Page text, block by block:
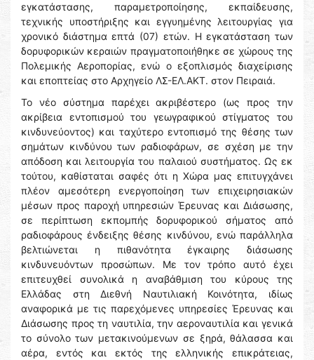
εγκατάστασης, παραμετροποίησης, εκπαίδευσης,
τεχνικής υποστήριξης και εγγυημένης λειτουργίας για
χρονικό διάστημα επτά (07) ετών. Η εγκατάσταση των
δορυφορικών κεραιών πραγματοποιήθηκε σε χώρους της
Πολεμικής Αεροπορίας, ενώ ο εξοπλισμός διαχείρισης
και εποπτείας στο Αρχηγείο ΛΣ-ΕΛ.ΑΚΤ. στον Πειραιά.
Το νέο σύστημα παρέχει ακριβέστερο (ως προς την
ακρίβεια εντοπισμού του γεωγραφικού στίγματος του
κινδυνεύοντος) και ταχύτερο εντοπισμό της θέσης των
σημάτων κινδύνου των ραδιοφάρων, σε σχέση με την
απόδοση και λειτουργία του παλαιού συστήματος. Ως εκ
τούτου, καθίσταται σαφές ότι η Χώρα μας επιτυγχάνει
πλέον αμεσότερη ενεργοποίηση των επιχειρησιακών
μέσων προς παροχή υπηρεσιών Έρευνας και Διάσωσης,
σε περίπτωση εκπομπής δορυφορικού σήματος από
ραδιοφάρους ένδειξης θέσης κινδύνου, ενώ παράλληλα
βελτιώνεται η πιθανότητα έγκαιρης διάσωσης
κινδυνευόντων προσώπων. Με τον τρόπο αυτό έχει
επιτευχθεί συνολικά η αναβάθμιση του κύρους της
Ελλάδας στη Διεθνή Ναυτιλιακή Κοινότητα, ιδίως
αναφορικά με τις παρεχόμενες υπηρεσίες Έρευνας και
Διάσωσης προς τη ναυτιλία, την αεροναυτιλία και γενικά
το σύνολο των μετακινούμενων σε ξηρά, θάλασσα και
αέρα, εντός και εκτός της ελληνικής επικράτειας,